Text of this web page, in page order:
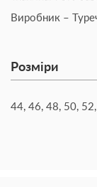
Виробник –
Розміри
44, 46, 48, 50,